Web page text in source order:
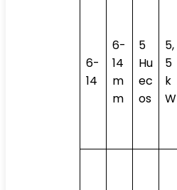
6-
14
6-
14
m
m
5
Hu
ec
os
5,
5
k
W